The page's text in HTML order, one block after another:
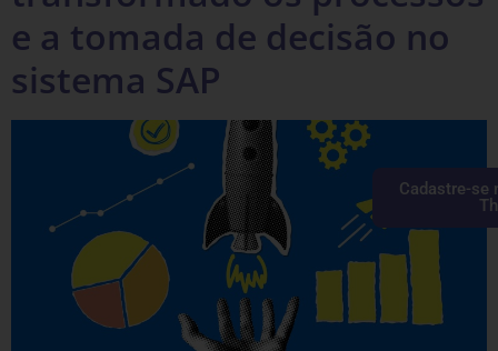
e a tomada de decisão no
sistema SAP
Cadastre-se